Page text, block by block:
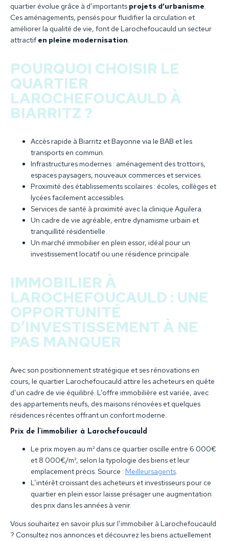
quartier évolue grâce à d’importants projets d’urbanisme.
Ces aménagements, pensés pour fluidifier la circulation et
améliorer la qualité de vie, font de Larochefoucauld un secteur
attractif en pleine modernisation.
POURQUOI CHOISIR LE
QUARTIER
LAROCHEFOUCAULD À
BIARRITZ ?
Accès rapide à Biarritz et Bayonne via le BAB et les
transports en commun.
Infrastructures modernes : aménagement des trottoirs,
espaces paysagers, nouveaux commerces et services.
Proximité des établissements scolaires : écoles, collèges et
lycées facilement accessibles.
Services de santé à proximité avec la clinique Aguilera.
Un cadre de vie agréable, entre dynamisme urbain et
tranquillité résidentielle.
Un marché immobilier en plein essor, idéal pour un
investissement locatif ou une résidence principale.
IMMOBILIER À
LAROCHEFOUCAULD : UNE
OPPORTUNITÉ
D’INVESTISSEMENT À NE
PAS MANQUER
Avec son positionnement stratégique et ses rénovations en
cours, le quartier Larochefoucauld attire les acheteurs en quête
d’un cadre de vie équilibré. L’offre immobilière est variée, avec
des appartements neufs, des maisons rénovées et quelques
résidences récentes offrant un confort moderne.
Prix de l’immobilier à Larochefoucauld
Le prix moyen au m² dans ce quartier oscille entre 6 000€
et 8 000€/m², selon la typologie des biens et leur
emplacement précis. Source : Meilleursagents.
L’intérêt croissant des acheteurs et investisseurs pour ce
quartier en plein essor laisse présager une augmentation
des prix dans les années à venir.
Vous souhaitez en savoir plus sur l’immobilier à Larochefoucauld
? Consultez nos annonces et découvrez les biens actuellement